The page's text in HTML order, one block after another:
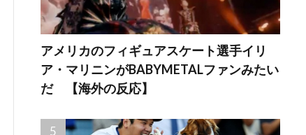
アメリカのフィギュアスケート選手イリ
ア・マリニンがBABYMETALファンみたい
だ 【海外の反応】